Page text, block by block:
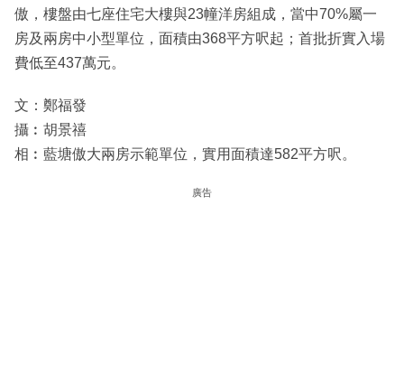
傲，樓盤由七座住宅大樓與23幢洋房組成，當中70%屬一
房及兩房中小型單位，面積由368平方呎起；首批折實入場
費低至437萬元。
文：鄭福發
攝︰胡景禧
相︰藍塘傲大兩房示範單位，實用面積達582平方呎。
廣告